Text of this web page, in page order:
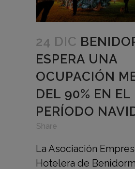
24 DIC
ESPERA UNA
OCUPACIÓN
DEL 90% EN EL
PERÍODO
Share
La Asociación
Hotelera de